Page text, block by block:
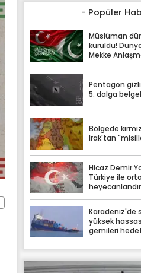
- Popüler
Müslüman
kuruldu!
Mekke
Pentagon gizli
5. dalga
Bölgede
Irak'tan
Hicaz Demir
Türkiye ile
Karadeniz'de
yüksek
gemileri hedef